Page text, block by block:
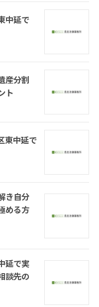
中延で
産分割
ト
東中延で
き自分
める方
延で実
談先の